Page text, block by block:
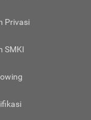
Privasi
SMKI